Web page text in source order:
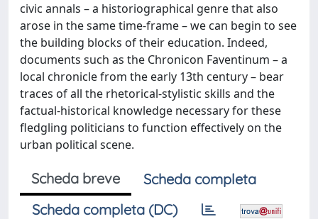
civic annals – a historiographical genre that also
arose in the same time-frame – we can begin to see
the building blocks of their education. Indeed,
documents such as the Chronicon Faventinum – a
local chronicle from the early 13th century – bear
traces of all the rhetorical-stylistic skills and the
factual-historical knowledge necessary for these
fledgling politicians to function effectively on the
urban political scene.
Scheda breve
Scheda completa
Scheda completa (DC)